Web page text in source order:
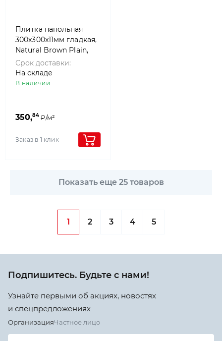
Плитка напольная
300x300x11мм гладкая,
Natural Brown Plain,
Paradyz
Срок доставки:
На складе
В наличии
350,84 ₽/м²
Заказ в 1 клик
Показать еще 25 товаров
1 2 3 4 5
Подпишитесь. Будьте с нами!
Узнайте первыми об акциях, новостях
и спецпредложениях
ОрганизацияЧастное лицо